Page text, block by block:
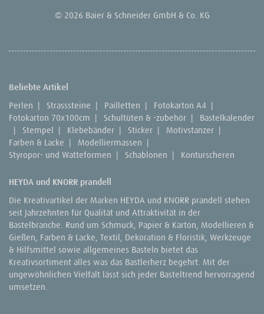
© 2026 Baier & Schneider GmbH & Co. KG
Beliebte Artikel
Perlen | Strasssteine | Pailletten | Fotokarton A4 |
Fotokarton 70x100cm | Schultüten & -zubehör |
Bastelkalender
|
Stempel | Klebebänder | Sticker | Motivstanzer |
Farben & Lacke | Modelliermassen |
Styropor- und Watteformen | Schablonen | Konturscheren
HEYDA und KNORR prandell
Die Kreativartikel der Marken HEYDA und KNORR prandell stehen
seit Jahrzehnten für Qualität und Attraktivität in der
Bastelbranche. Rund um Schmuck, Papier & Karton, Modellieren &
Gießen, Farben & Lacke, Textil, Dekoration & Floristik, Werkzeuge
& Hilfsmittel sowie allgemeines Basteln bietet das
Kreativsortiment alles was das Bastlerherz begehrt. Mit der
ungewöhnlichen Vielfalt lässt sich jeder Basteltrend hervorragend
umsetzen.